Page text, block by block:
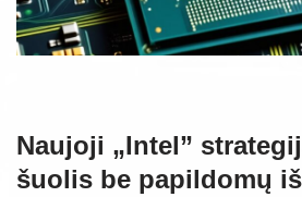
Naujoji „Intel”
šuolis be papildomų